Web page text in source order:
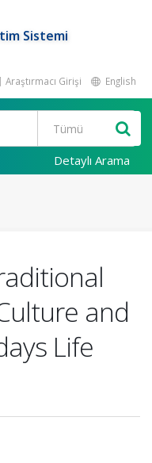
Sistemi
Araştırmacı Girişi English
Detaylı Arama
and
Life